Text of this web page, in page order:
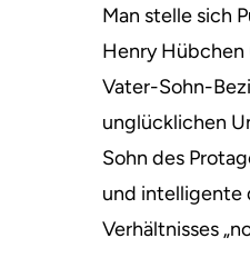
Man stelle sich
Henry Hübchen
Vater-Sohn-
unglücklichen
Sohn des
und intelligente
Verhältnisses